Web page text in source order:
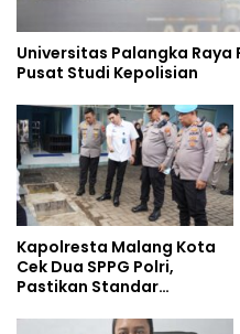
Universitas Palangka Raya
Pusat Studi Kepolisian
Kapolresta Malang Kota
Cek Dua SPPG Polri,
Pastikan Standar
Pengelolaan Limbah